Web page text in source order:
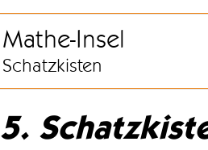
Mathe-Insel
Schatzkisten
5.